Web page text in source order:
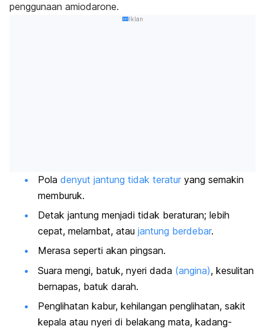
penggunaan amiodarone.
Iklan
Pola denyut jantung tidak teratur yang semakin
memburuk.
Detak jantung menjadi tidak beraturan; lebih
cepat, melambat, atau jantung berdebar.
Merasa seperti akan pingsan.
Suara mengi, batuk, nyeri dada (angina), kesulitan
bernapas, batuk darah.
Penglihatan kabur, kehilangan penglihatan, sakit
kepala atau nyeri di belakang mata, kadang-